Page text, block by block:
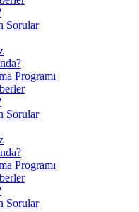
Sorular
Programı
Sorular
Programı
Sorular